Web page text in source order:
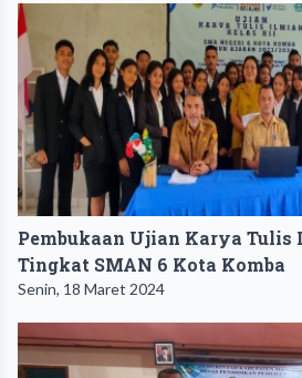
Pembukaan Ujian Karya
Tingkat SMAN 6 Kota Komba
Senin, 18 Maret 2024